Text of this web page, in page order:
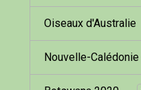
Oiseaux d'Australie
Nouvelle-Calédonie